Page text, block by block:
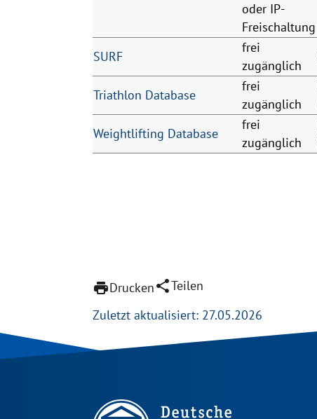
oder IP-
Freischaltung
SURF
frei
zugänglich
Triathlon Database
frei
zugänglich
Weightlifting Database
frei
zugänglich
printDruckenshareTeilen
Zuletzt aktualisiert: 27.05.2026